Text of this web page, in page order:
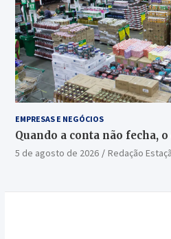
EMPRESAS E NEGÓCIOS
Quando a conta não fecha,
5 de agosto de 2026 Redação